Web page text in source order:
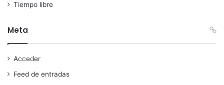
Tiempo libre
Meta
Acceder
Feed de entradas